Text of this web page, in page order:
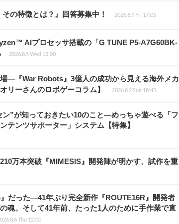
の特徴とは？』回答募集中！ 2026.8.7 Fri 17:05
AIプロセッサ搭載の「G TUNE P5-A7G60BK-
2026.8.5 Wed 12:00
―『War Robots』3億人の成功から見える海外メカ
リーさんのロボゲーコラム】
2026.8.2 Sun 18:45
”が知っておきたい10のこと―めっちゃ遊べる「フ
テンツサポーター」システム【特集】
万本突破『MIMESIS』開発陣が明かす、試作を重
だった―41年ぶり完全新作『ROUTE16R』開発者
魂。そして41年前、たった1人のために手作業で直
Thu 12:00